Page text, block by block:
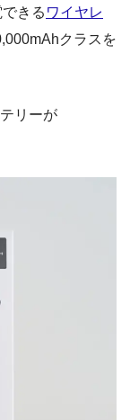
きる ワイヤレ
クラスを
リーが